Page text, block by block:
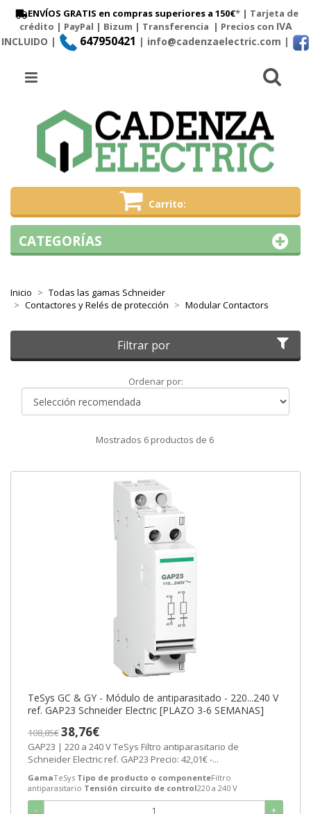
ENVÍOS GRATIS en compras superiores a 150€* | Tarjeta de
crédito | PayPal | Bizum | Transferencia | Precios con IVA
INCLUIDO |
647950421 | info@cadenzaelectric.com |
Carrito
Menú
Inicio
Todas las gamas Schneider
Contactores y Relés de protección
Modular Contactors
Filtrar por
Ordenar por:Ordenar
Mostrados 6productos de 6
TeSys GC & GY - Módulo de antiparasitado - 220...240 V
ref. GAP23 Schneider Electric [PLAZO 3-6 SEMANAS]
108,85€38,76€
GAP23 | 220 a 240 V TeSys Filtro antiparasitario de
Schneider Electric ref. GAP23 Precio: 42,01€ -...
GamaTeSys Tipo de producto o componenteFiltro
antiparasitario Tensión circuito de control220 a 240 V
- +
CATEGORÍAS